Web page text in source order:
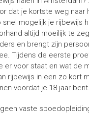
dat je kortste weg naar
mogelijk je rijbewijs
altijd moeilijk te
en brengt zijn
Tijdens de eerste
er voor staat en wat de
rijbewijs in een zo kort
voordat je 18 jaar bent.
vaste